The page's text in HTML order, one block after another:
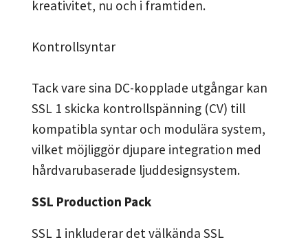
kreativitet, nu och i framtiden.
Kontrollsyntar
Tack vare sina DC-kopplade utgångar kan
SSL 1 skicka kontrollspänning (CV) till
kompatibla syntar och modulära system,
vilket möjliggör djupare integration med
hårdvarubaserade ljuddesignsystem.
SSL Production Pack
SSL 1 inkluderar det välkända SSL